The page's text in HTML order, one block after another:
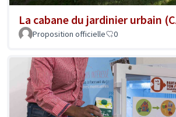
La cabane du jardinier urbain
Proposition officielle 0